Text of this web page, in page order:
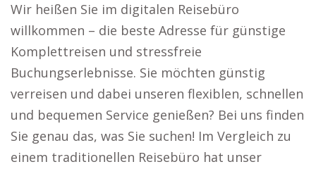
Wir heißen Sie im digitalen Reisebüro
willkommen – die beste Adresse für günstige
Komplettreisen und stressfreie
Buchungserlebnisse. Sie möchten günstig
verreisen und dabei unseren flexiblen, schnellen
und bequemen Service genießen? Bei uns finden
Sie genau das, was Sie suchen! Im Vergleich zu
einem traditionellen Reisebüro hat unser